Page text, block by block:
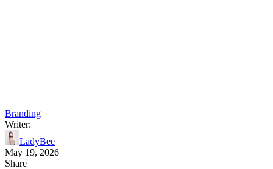
Branding
Writer:
LadyBee
May 19, 2026
Share